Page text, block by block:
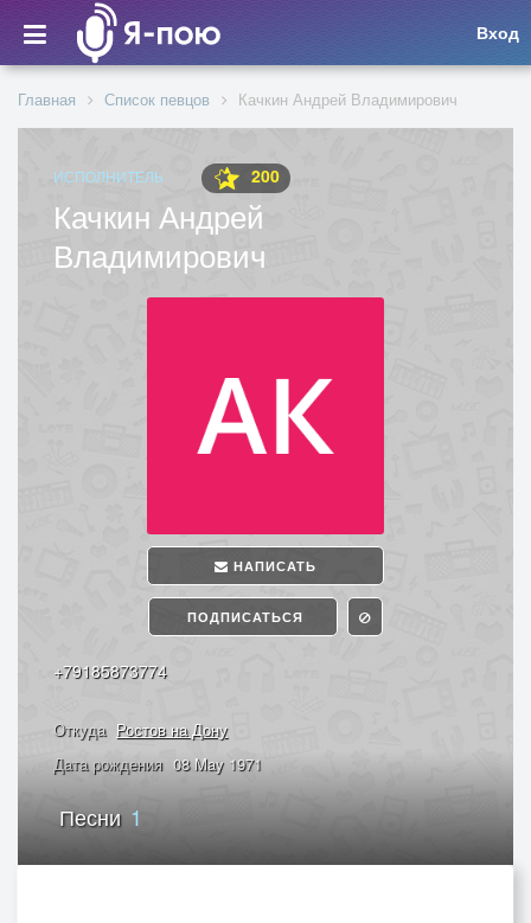
Вход
Главная Список певцов Качкин Андрей Владимирович
ИСПОЛНИТЕЛЬ 200
Качкин Андрей
Владимирович
НАПИСАТЬ
ПОДПИСАТЬСЯ
+79185873774
Откуда Ростов на Дону
Дата рождения 08 May 1971
Песни 1